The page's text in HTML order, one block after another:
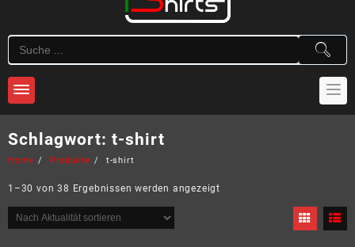
Schlagwort: t-shirt
Home Produkte t-shirt
1–30 von 38 Ergebnissen werden angezeigt